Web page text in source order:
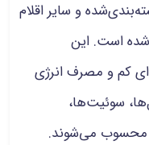
و سایر اقلام
است. این
کم و مصرف انرژی
سوئیت‌ها،
محسوب می‌شوند.